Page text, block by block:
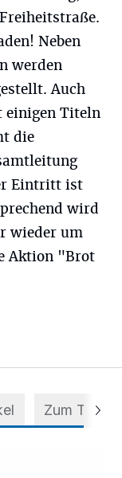
Neben
werden
Auch
einigen Titeln
die
Eintritt ist
wird
wieder um
Aktion "Brot
Zum Thema